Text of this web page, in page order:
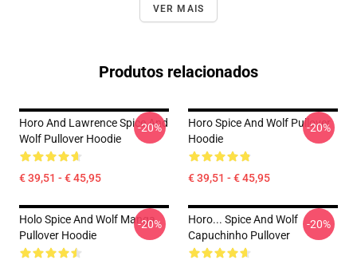
VER MAIS
Produtos relacionados
Horo And Lawrence Spice And
Wolf Pullover Hoodie
€ 39,51 - € 45,95
-20%
Horo Spice And Wolf Pullover
Hoodie
€ 39,51 - € 45,95
-20%
Holo Spice And Wolf Manga
Pullover Hoodie
-20%
Horo... Spice And Wolf
Capuchinho Pullover
-20%